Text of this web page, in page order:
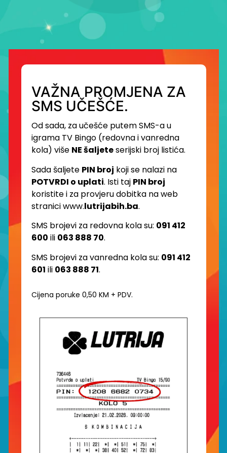
VAŽNA PROMJENA ZA
SMS UČEŠĆE.
Od sada, za učešće putem SMS-a u
igrama TV Bingo (redovna i vanredna
kola) više NE šaljeteserijski broj listića.
Sada šaljete PIN broj koji se nalazi na
POTVRDI o uplati. Isti taj PIN broj
koristite i za provjeru dobitka na web
stranici www.lutrijabih.ba.
SMS brojevi za redovna kola su: 091 412
600 ili 063 888 70.
SMS brojevi za vanredna kola su: 091 412
601 ili 063 888 71.
Cijena poruke 0,50 KM + PDV.